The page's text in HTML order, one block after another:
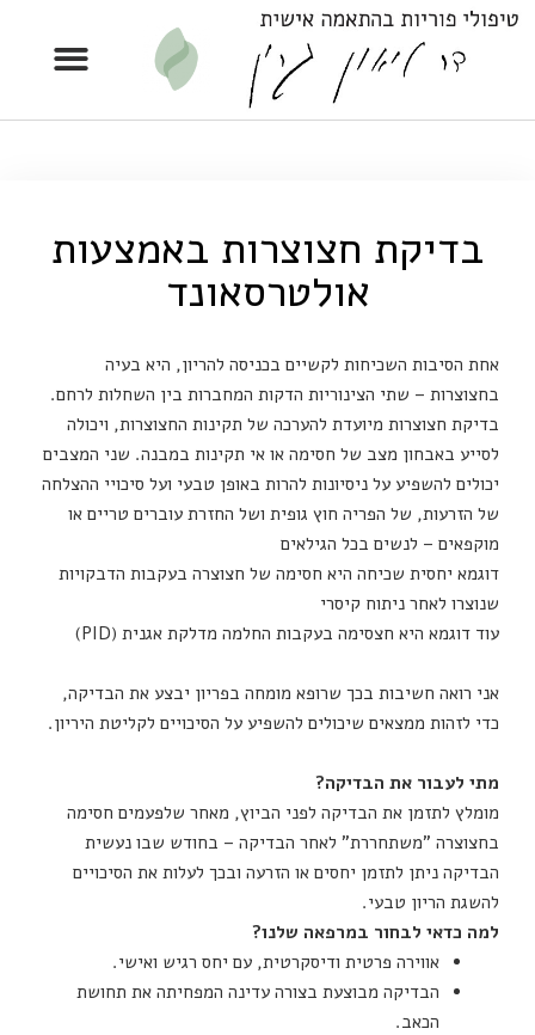
בדיקת חצוצרות באמצעות
אולטרסאונד
אחת הסיבות השכיחות לקשיים בכניסה להריון, היא בעיה
בחצוצרות – שתי הצינוריות הדקות המחברות בין השחלות לרחם.
בדיקת חצוצרות מיועדת להערכה של תקינות החצוצרות, ויכולה
לסייע באבחון מצב של חסימה או אי תקינות במבנה. שני המצבים
יכולים להשפיע על ניסיונות להרות באופן טבעי ועל סיכויי ההצלחה
של הזרעות, של הפריה חוץ גופית ושל החזרת עוברים טריים או
מוקפאים – לנשים בכל הגילאים
דוגמא יחסית שכיחה היא חסימה של חצוצרה בעקבות הדבקויות
שנוצרו לאחר ניתוח קיסרי
עוד דוגמא היא חצסימה בעקבות החלמה מדלקת אגנית (PID)
אני רואה חשיבות בכך שרופא מומחה בפריון יבצע את הבדיקה,
כדי לזהות ממצאים שיכולים להשפיע על הסיכויים לקליטת היריון.
מתי לעבור את הבדיקה?
מומלץ לתזמן את הבדיקה לפני הביוץ, מאחר שלפעמים חסימה
בחצוצרה "משתחררת" לאחר הבדיקה – בחודש שבו נעשית
הבדיקה ניתן לתזמן יחסים או הזרעה ובכך לעלות את הסיכויים
להשגת הריון טבעי.
למה כדאי לבחור במרפאה שלנו?
אווירה פרטית ודיסקרטית, עם יחס רגיש ואישי.
הבדיקה מבוצעת בצורה עדינה המפחיתה את תחושת
הכאב.